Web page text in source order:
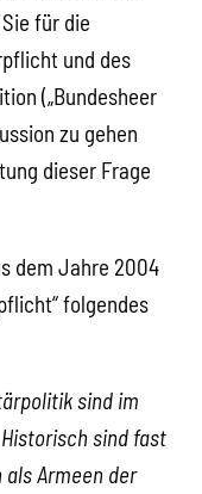
für die
und des
(„Bundesheer
zu gehen
dieser Frage
dem Jahre 2004
folgendes
sind im
sind fast
Armeen der